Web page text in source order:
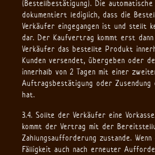
(Bestellbestätigung). Die automatische
dokumentiert lediglich, dass die
Verkäufer eingegangen ist und stellt
dar. Der Kaufvertrag kommt erst
Verkäufer das bestellte Produkt
Kunden versendet, übergeben oder
innerhalb von 2 Tagen mit einer
Auftragsbestätigung oder
hat.
3.4. Sollte der Verkäufer eine
kommt der Vertrag mit der
Zahlungsaufforderung zustande.
Fälligkeit auch nach erneuter